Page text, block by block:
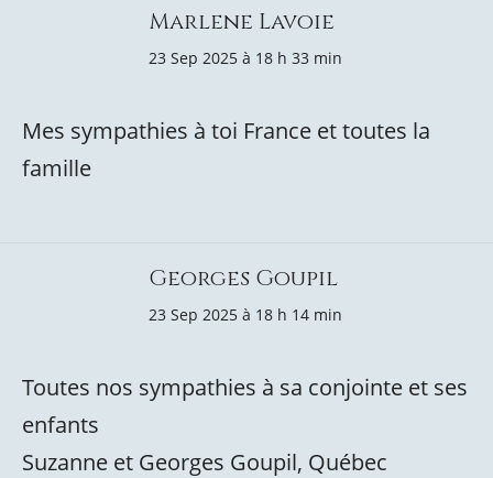
Marlene Lavoie
23 Sep 2025 à 18 h 33 min
Mes sympathies à toi France et toutes la
famille
Georges Goupil
23 Sep 2025 à 18 h 14 min
Toutes nos sympathies à sa conjointe et ses
enfants
Suzanne et Georges Goupil, Québec